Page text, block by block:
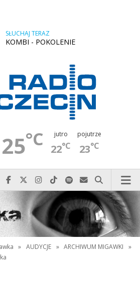
SŁUCHAJ TERAZ
KOMBI - POKOLENIE
25°C jutro
22°C
pojutrze
23°C
Najlepiej po prostu do nas zadzwoń
Odwiedź nas na Facebook-u
Odwiedź nas na X
Odwiedź nas na Instagram-ie
Odwiedź nas na TikTok-u
Szukaj nas na Spotify
Wyślij do nas
Szukaj
» AUDYCJE » ARCHIWUM MIGAWKI
»